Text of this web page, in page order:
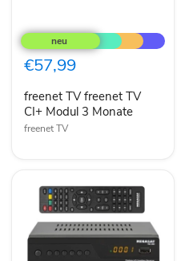
TV
freenet
TV
CI+
3
Monate
€57,99
freenet TV freenet TV
CI+ Modul 3 Monate
freenet TV